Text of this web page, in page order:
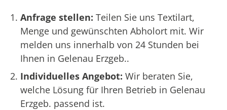
Anfrage stellen: Teilen Sie uns Textilart,
Menge und gewünschten Abholort mit. Wir
melden uns innerhalb von 24 Stunden bei
Ihnen in Gelenau Erzgeb..
Individuelles Angebot: Wir beraten Sie,
welche Lösung für Ihren Betrieb in Gelenau
Erzgeb. passend ist.